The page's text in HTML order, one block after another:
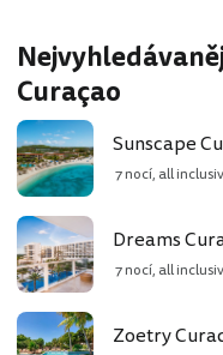
Curaçao
Sunscape
7 nocí, all
Dreams
7 nocí, all
Zoetry